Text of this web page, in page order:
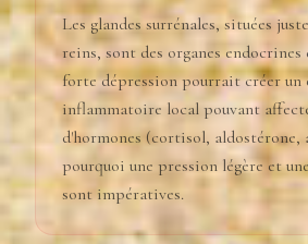
Les glandes surrénales, situées
reins, sont des organes
forte dépression pourrait créer un
inflammatoire local pouvant
d'hormones (cortisol, aldostérone,
pourquoi une pression légère et
sont impératives.